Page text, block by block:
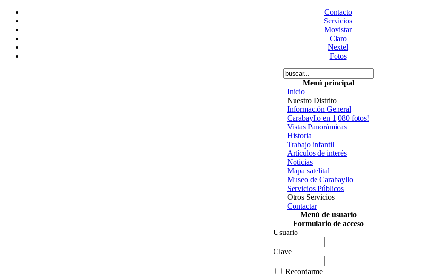
Contacto
Servicios
Movistar
Claro
Nextel
Fotos
Menú principal
Inicio
Nuestro Distrito
Información General
Carabayllo en 1,080 fotos!
Vistas Panorámicas
Historia
Trabajo infantil
Artículos de interés
Noticias
Mapa satelital
Museo de Carabayllo
Servicios Públicos
Otros Servicios
Contactar
Menú de usuario
Formulario de acceso
Usuario
Clave
Recordarme